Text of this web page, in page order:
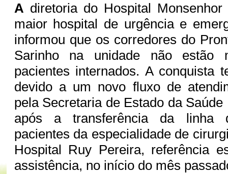
A diretoria do Hospital
maior hospital de urgência e
informou que os corredores do
Sarinho na unidade não estão
pacientes internados. A conquista
devido a um novo fluxo de
pela Secretaria de Estado da Saúde
após a transferência da linha
pacientes da especialidade de
Hospital Ruy Pereira, referência
assistência, no início do mês